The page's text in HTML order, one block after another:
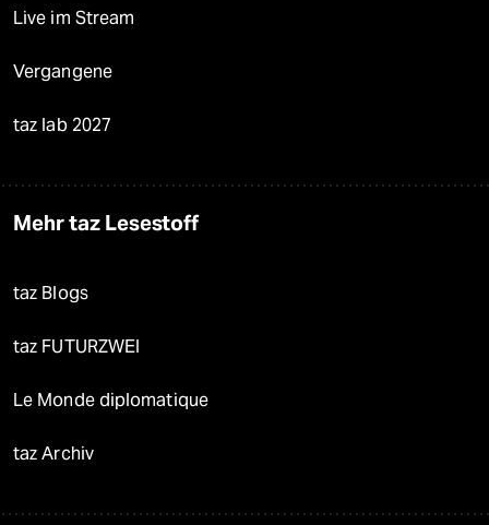
Live im Stream
Vergangene
taz lab 2027
Mehr taz Lesestoff
taz Blogs
taz FUTURZWEI
Le Monde diplomatique
taz Archiv